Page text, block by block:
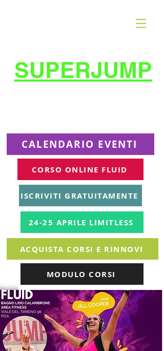
SUPERJUMP
CALENDARIO EVENTI
CORSO ONLINE FLUID
ISCRIVITI GRATUITAMENTE
24-25 APRILE LIMITLESS
ACQUISTA CORSI E RINNOVI
MODULO CORSI